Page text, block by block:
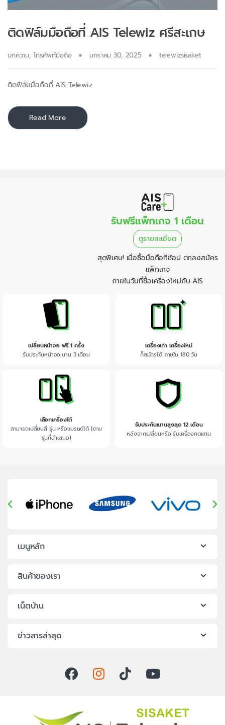
ติดฟิล์มมือถือที่ AIS Telewiz ศรีสะเกษ
บทความ, โทรศัพท์มือถือ มกราคม 30, 2025 telewizsisaket
ติดฟิล์มมือถือที่ AIS Telewiz
Read More
รับฟรีแพ็กเกจ 1 เดือน
ดูรายละเอียด
สุดพิเศษ! เมื่อซื้อมือถือที่ช้อป ตกลงสมัคร
แพ็กเกจ
ภายในวันที่ซื้อเครื่องใหม่กับ AIS
เปลี่ยนหน้าจอ ฟรี 1 ครั้ง
รับประกันหน้าจอ นาน 3 เดือน
เครื่องเก่า เครื่องใหม่
ก็สมัครได้ ภายใน 180 วัน
เลือกเครื่องได้
สามารถเปลี่ยนสี รุ่น หรือแบรนด์ได้ (ตาม
รุ่นที่นำเสนอ)
รับประกันเนานสูงสุด 12 เดือน
หลังจากเปลี่ยนหรือ รับเครื่องทดแทน
เมนูหลัก
สินค้าของเรา
เน็ตบ้าน
ข่าวสารล่าสุด